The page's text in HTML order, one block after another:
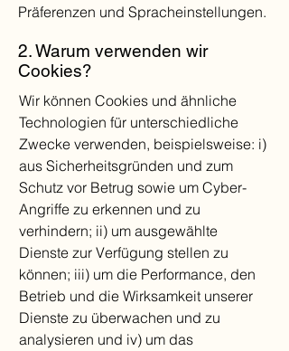
Präferenzen und Spracheinstellungen.
2. Warum verwenden wir
Cookies?
Wir können Cookies und ähnliche
Technologien für unterschiedliche
Zwecke verwenden, beispielsweise: i)
aus Sicherheitsgründen und zum
Schutz vor Betrug sowie um Cyber-
Angriffe zu erkennen und zu
verhindern; ii) um ausgewählte
Dienste zur Verfügung stellen zu
können; iii) um die Performance, den
Betrieb und die Wirksamkeit unserer
Dienste zu überwachen und zu
analysieren und iv) um das